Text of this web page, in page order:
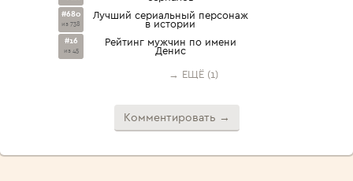
#680
из 738
Лучший сериальный персонаж
в истории
#16
из 45
Рейтинг мужчин по имени
Денис
→ ЕЩЁ (1)
Комментировать →